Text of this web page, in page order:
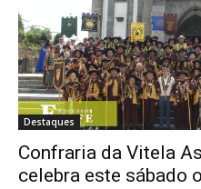
Destaques
Confraria da Vitela
celebra este sábado